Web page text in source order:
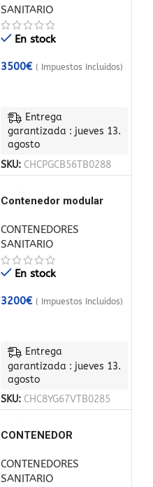
SANITARIO
En stock
3500€ ( Impuestos Incluidos)
Entrega
garantizada : jueves 13.
agosto
SKU: CHCPGCB56TB0288
Contenedor modular
CONTENEDORES
SANITARIO
En stock
3200€ ( Impuestos Incluidos)
Entrega
garantizada : jueves 13.
agosto
SKU: CHC8YG67VTB0285
CONTENEDOR
CON INODORO Y
URINARIO
CONTENEDORES
SANITARIO